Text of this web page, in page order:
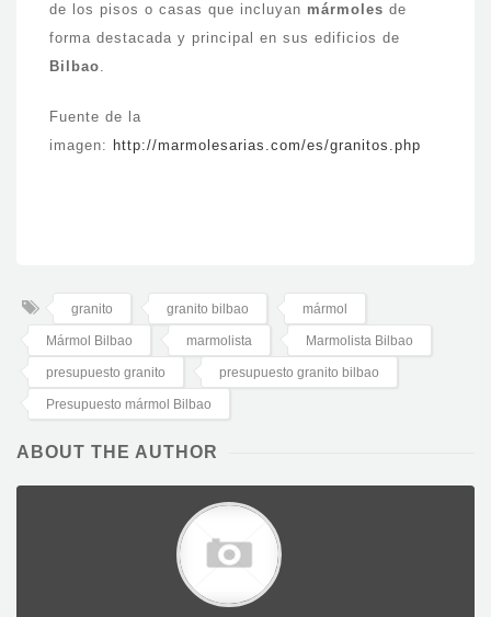
de los pisos o casas que incluyan mármoles de
forma destacada y principal en sus edificios de
Bilbao.
Fuente de la
imagen: http://marmolesarias.com/es/granitos.php
granito granito bilbao mármol
Mármol Bilbao marmolista Marmolista Bilbao
presupuesto granito presupuesto granito bilbao
Presupuesto mármol Bilbao
ABOUT THE AUTHOR